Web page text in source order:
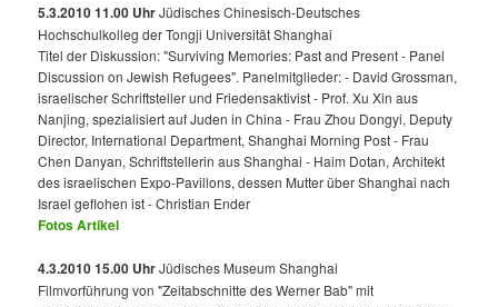
5.3.2010 11.00 UhrJüdisches Chinesisch-Deutsches
Hochschulkolleg der Tongji Universität Shanghai
Titel der Diskussion: "Surviving Memories: Past and Present - Panel
Discussion on Jewish Refugees". Panelmitglieder: - David Grossman,
israelischer Schriftsteller und Friedensaktivist - Prof. Xu Xin aus
Nanjing, spezialisiert auf Juden in China - Frau Zhou Dongyi, Deputy
Director, International Department, Shanghai Morning Post - Frau
Chen Danyan, Schriftstellerin aus Shanghai - Haim Dotan, Architekt
des israelischen Expo-Pavillons, dessen Mutter über Shanghai nach
Israel geflohen ist - Christian Ender
FotosArtikel
4.3.2010 15.00 UhrJüdisches Museum Shanghai
Filmvorführung von "Zeitabschnitte des Werner Bab" mit